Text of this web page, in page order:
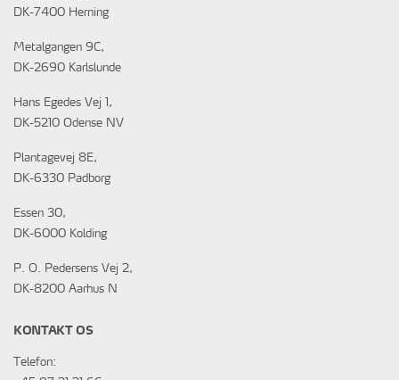
DK-7400 Herning
Metalgangen 9C,
DK-2690 Karlslunde
Hans Egedes Vej 1,
DK-5210 Odense NV
Plantagevej 8E,
DK-6330 Padborg
Essen 30,
DK-6000 Kolding
P. O. Pedersens Vej 2,
DK-8200 Aarhus N
KONTAKT OS
Telefon: